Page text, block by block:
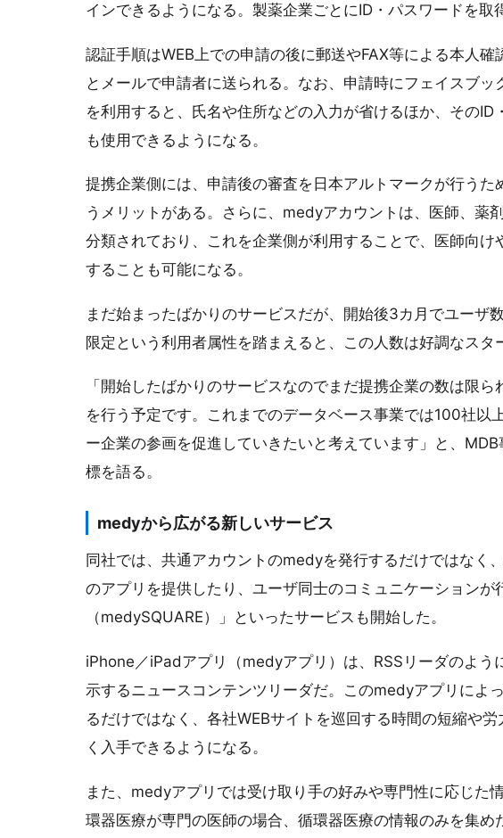
インできるようになる。製薬企業ごとにID・パスワードを取
認証手順はWEB上での申請の後に郵送やFAX等による本人
とメールで申請者に送られる。なお、申請時にフェイスブ
を利用すると、氏名や住所などの入力が省けるほか、その
も使用できるようになる。
提携企業側には、申請後の審査を日本アルトマークが行う
うメリットがある。さらに、medyアカウントは、医師、薬
分類されており、これを企業側が利用することで、医師向
することも可能になる。
まだ始まったばかりのサービスだが、開始後3カ月でユーザ
限定という利用者属性を踏まえると、この人数は好調なスタ
「開始したばかりのサービスなのでまだ提携企業の数は限
を行う予定です。これまでのデータベース事業では100社以
ー企業の参画を促進していきたいと考えています」と、
標を語る。
medyから広がる新しいサービス
同社では、共通アカウントのmedyを発行するだけではなく
のアプリを提供したり、ユーザ同士のコミュニケーションが
（medySQUARE）」といったサービスも開始した。
iPhone／iPadアプリ（medyアプリ）は、RSSリーダのよう
示するニュースコンテンツリーダだ。このmedyアプリによ
るだけではなく、各社WEBサイトを巡回する時間の短縮や
く入手できるようになる。
また、medyアプリでは受け取り手の好みや専門性に応じた
環器医療が専門の医師の場合、循環器医療の情報のみを集